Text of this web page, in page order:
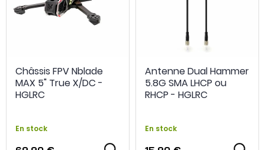
Châssis FPV Nblade
MAX 5" True X/DC -
HGLRC
En stock
Antenne Dual Hammer
5.8G SMA LHCP ou
RHCP - HGLRC
En stock